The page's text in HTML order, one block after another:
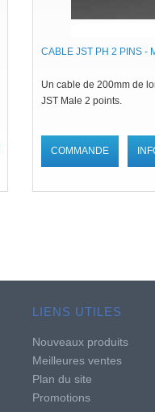
CABLE JST PH 2 PINS -
Un cable de 200mm de
JST Male 2 points.
COMMANDE
LIENS UTILES
Nouveaux produits
Meilleures ventes
Plan du site
Promotions